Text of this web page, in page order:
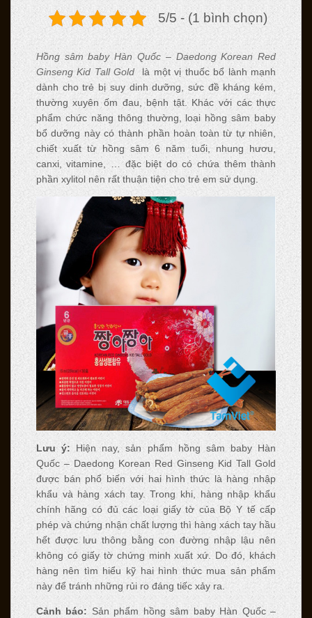
5/5 - (1 bình chọn)
Hồng sâm baby Hàn Quốc – Daedong Korean Red
Ginseng Kid Tall Gold là một vị thuốc bổ lành mạnh
dành cho trẻ bị suy dinh dưỡng, sức đề kháng kém,
thường xuyên ốm đau, bệnh tật. Khác với các thực
phẩm chức năng thông thường, loại hồng sâm baby
bổ dưỡng này có thành phần hoàn toàn từ tự nhiên,
chiết xuất từ hồng sâm 6 năm tuổi, nhung hươu,
canxi, vitamine, … đặc biệt do có chứa thêm thành
phần xylitol nên rất thuận tiện cho trẻ em sử dụng.
Lưu ý: Hiện nay, sản phẩm hồng sâm baby Hàn
Quốc – Daedong Korean Red Ginseng Kid Tall Gold
được bán phổ biến với hai hình thức là hàng nhập
khẩu và hàng xách tay. Trong khi, hàng nhập khẩu
chính hãng có đủ các loại giấy tờ của Bộ Y tế cấp
phép và chứng nhận chất lượng thì hàng xách tay hầu
hết được lưu thông bằng con đường nhập lậu nên
không có giấy tờ chứng minh xuất xứ. Do đó, khách
hàng nên tìm hiểu kỹ hai hình thức mua sản phẩm
này để tránh những rủi ro đáng tiếc xảy ra.
Cảnh báo: Sản phẩm hồng sâm baby Hàn Quốc –